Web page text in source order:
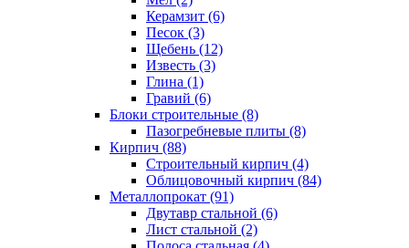
Керамзит (6)
Песок (3)
Щебень (12)
Известь (3)
Глина (1)
Гравий (6)
Блоки строительные (8)
Пазогребневые плиты (8)
Кирпич (88)
Строительный кирпич (4)
Облицовочный кирпич (84)
Металлопрокат (91)
Двутавр стальной (6)
Лист стальной (2)